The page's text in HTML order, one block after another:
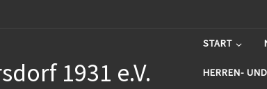
1931 e.V.
START
HERREN-